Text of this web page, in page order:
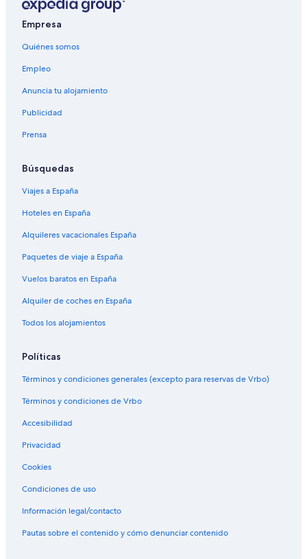
Empresa
Quiénes somos
Empleo
Anuncia tu alojamiento
Publicidad
Prensa
Búsquedas
Viajes a España
Hoteles en España
Alquileres vacacionales España
Paquetes de viaje a España
Vuelos baratos en España
Alquiler de coches en España
Todos los alojamientos
Políticas
Términos y condiciones generales (excepto para reservas de Vrbo)
Términos y condiciones de Vrbo
Accesibilidad
Privacidad
Cookies
Condiciones de uso
Información legal/contacto
Pautas sobre el contenido y cómo denunciar contenido